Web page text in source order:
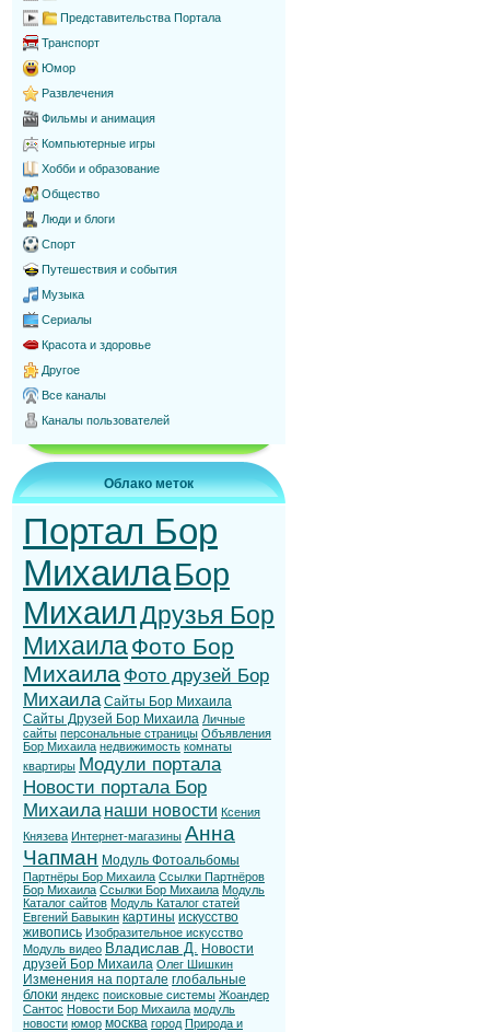
Представительства Портала
Транспорт
Юмор
Развлечения
Фильмы и анимация
Компьютерные игры
Хобби и образование
Общество
Люди и блоги
Спорт
Путешествия и события
Музыка
Сериалы
Красота и здоровье
Другое
Все каналы
Каналы пользователей
Облако меток
Портал Бор
МихаилаБор
МихаилДрузья Бор
МихаилаФото Бор
Михаила Фото друзей Бор
Михаила Сайты Бор Михаила
Сайты Друзей Бор Михаила Личные
сайты персональные страницы Объявления
Бор Михаила недвижимость комнаты
квартиры Модули портала
Новости портала Бор
Михаила наши новости Ксения
Князева Интернет-магазины Анна
Чапман Модуль Фотоальбомы
Партнёры Бор Михаила Ссылки Партнёров
Бор Михаила Ссылки Бор Михаила Модуль
Каталог сайтов Модуль Каталог статей
Евгений Бавыкин картины искусство
живопись Изобразительное искусство
Модуль видео Владислав Д. Новости
друзей Бор Михаила Олег Шишкин
Изменения на портале глобальные
блоки яндекс поисковые системы Жоандер
Сантос Новости Бор Михаила модуль
новости юмор москва город Природа и